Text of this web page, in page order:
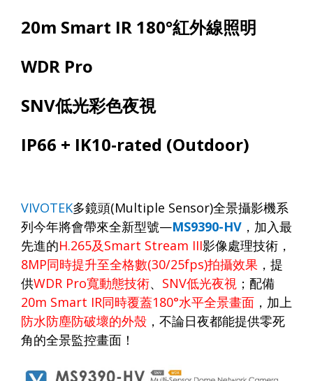
20m Smart IR 180°紅外線照明
WDR Pro
SNV低光彩色夜視
IP66 + IK10-rated (Outdoor)
VIVOTEK多鏡頭(Multiple Sensor)全景攝影機系
列今年將會帶來全新型號—MS9390-HV ，加入最
先進的H.265及Smart Stream III影像處理技術，
8MP同時提升至全格數(30/25fps)拍攝效果 ，提
供WDR Pro寬動態技術、 SNV低光夜視 ；配備
20m Smart IR同時覆蓋180°水平全景畫面 ，加上
防水防塵防破壞的外殼 ，不論日夜都能提供零死
角的全景監控畫面！